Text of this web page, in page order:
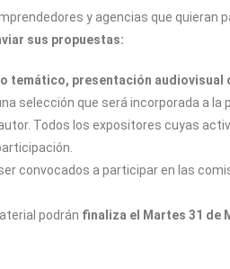
y agencias que quieran
sus propuestas:
temático, presentación audiovisual
selección que será incorporada a la
Todos los expositores cuyas
convocados a participar en las
podrán finaliza el Martes 31 de